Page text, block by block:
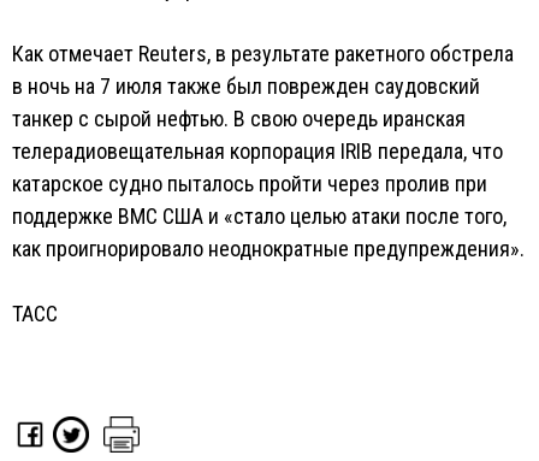
Как отмечает Reuters, в результате ракетного обстрела
в ночь на 7 июля также был поврежден саудовский
танкер с сырой нефтью. В свою очередь иранская
телерадиовещательная корпорация IRIB передала, что
катарское судно пыталось пройти через пролив при
поддержке ВМС США и «стало целью атаки после того,
как проигнорировало неоднократные предупреждения».
ТАСС